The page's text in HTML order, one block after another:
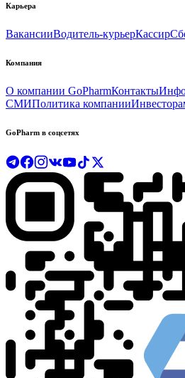
Карьера
ВакансииВодитель-курьерКассир
Компания
О компании GoPharmКонтакты
СМИПолитика компании
GoPharm в соцсетях